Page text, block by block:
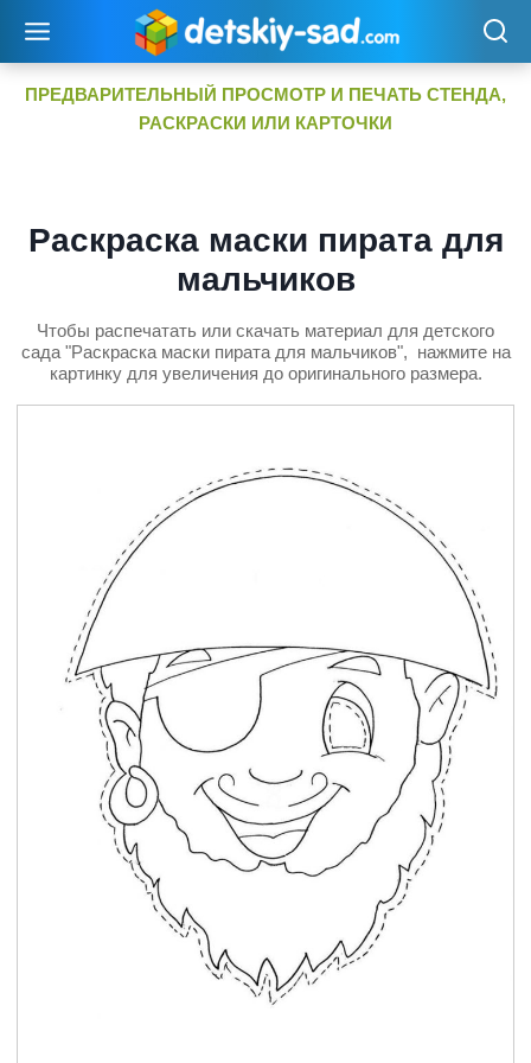
содержимому
ПРЕДВАРИТЕЛЬНЫЙ ПРОСМОТР И ПЕЧАТЬ СТЕНДА,
РАСКРАСКИ ИЛИ КАРТОЧКИ
Раскраска маски пирата для
мальчиков
Чтобы распечатать или скачать материал для детского
сада "Раскраска маски пирата для мальчиков", нажмите на
картинку для увеличения до оригинального размера.